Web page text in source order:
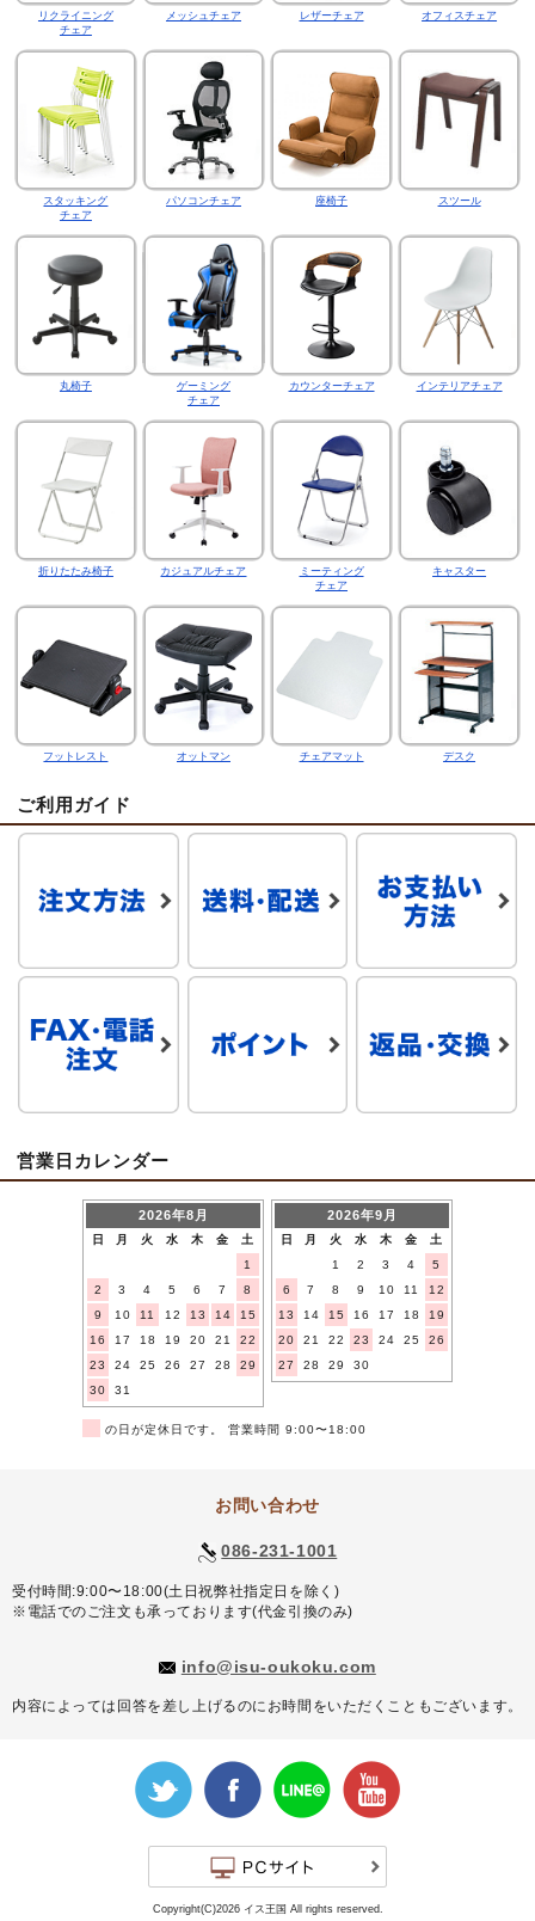
リクライニング
チェア
メッシュチェア レザーチェア オフィスチェア
スタッキング
チェア
パソコンチェア 座椅子 スツール
丸椅子
ゲーミング
チェア
カウンターチェア インテリアチェア
折りたたみ椅子 カジュアルチェア
ミーティング
チェア
キャスター
フットレスト オットマン チェアマット デスク
ご利用ガイド
営業日カレンダー
2026年8月
日 月 火 水 木 金
土
1
2
3 4 5 6 7
8
9
10 11 12 13 14
15
16
17 18 19 20 21
22
23
24 25 26 27 28
29
30
31
2026年9月
日 月 火 水 木 金
土
1
2 3 4
5
6
7 8 9 10 11
12
13
14 15 16 17 18
19
20
21 22 23 24 25
26
27
28 29 30
の日が定休日です。 営業時間 9:00〜18:00
お問い合わせ
086-231-1001
受付時間:9:00〜18:00(土日祝弊社指定日を除く)
※電話でのご注文も承っております(代金引換のみ)
info@isu-oukoku.com
内容によっては回答を差し上げるのにお時間をいただくこともございます。
Copyright(C)2026 イス王国 All rights reserved.